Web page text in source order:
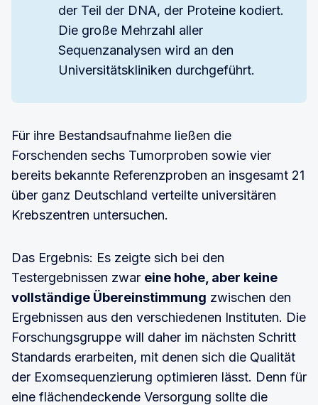
der Teil der DNA, der Proteine kodiert.
Die große Mehrzahl aller
Sequenzanalysen wird an den
Universitätskliniken durchgeführt.
Für ihre Bestandsaufnahme ließen die
Forschenden sechs Tumorproben sowie vier
bereits bekannte Referenzproben an insgesamt 21
über ganz Deutschland verteilte universitären
Krebszentren untersuchen.
Das Ergebnis: Es zeigte sich bei den
Testergebnissen zwar eine hohe, aber keine
vollständige Übereinstimmung zwischen den
Ergebnissen aus den verschiedenen Instituten. Die
Forschungsgruppe will daher im nächsten Schritt
Standards erarbeiten, mit denen sich die Qualität
der Exomsequenzierung optimieren lässt. Denn für
eine flächendeckende Versorgung sollte die